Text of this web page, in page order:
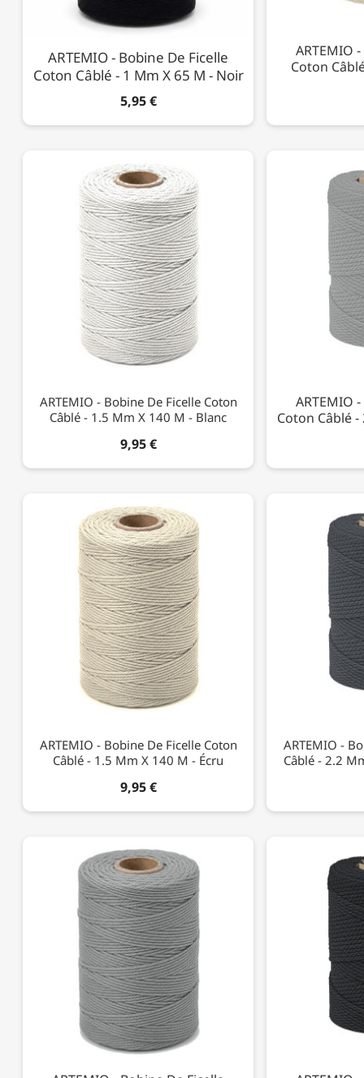
ARTEMIO - Bobine De Ficelle
Coton Câblé - 1 Mm X 65 M - Noir
5,95 €
ARTEMIO
Coton
ARTEMIO - Bobine De Ficelle Coton
Câblé - 1.5 Mm X 140 M - Blanc
9,95 €
ARTEMIO
Coton Câblé -
ARTEMIO - Bobine De Ficelle Coton
Câblé - 1.5 Mm X 140 M - Écru
9,95 €
ARTEMIO -
Câblé - 2.2